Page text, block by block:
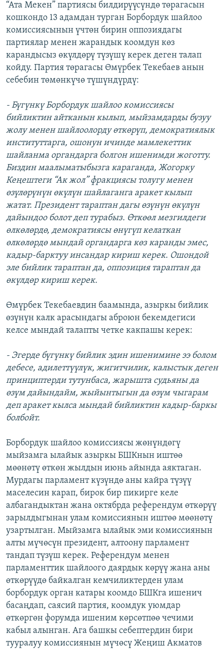
“Ата Мекен” партиясы билдирүүсүндө төрагасын
кошкондо 13 адамдан турган Борбордук шайлоо
комиссиясынын үчтөн бирин оппозиядагы
партиялар менен жарандык коомдун көз
карандысыз өкүлдөрү түзүшү керек деген талап
койду. Партия төрагасы Өмүрбек Текебаев анын
себебин төмөнкүчө түшүндүрдү:
- Бүгүнкү Борбордук шайлоо комиссиясы
бийликтин айтканын кылып, мыйзамдарды бузуу
жолу менен шайлоолорду өткөрүп, демократиялык
институттарга, ошонун ичинде мамлекеттик
шайланма органдарга болгон ишенимди жоготту.
Биздин маалыматыбызга караганда, Жогорку
Кеңештеги “Ак жол” фракциясы толугу менен
өзүлөрүнүн өкүлүн шайлаганга аракет кылып
жатат. Президент тараптан дагы өзүнүн өкүлүн
дайындоо болот деп турабыз. Өткөөл мезгилдеги
өлкөлөрдө, демократиясы өнүгүп келаткан
өлкөлөрдө мындай органдарга көз каранды эмес,
кадыр-барктуу инсандар кириш керек. Ошондой
эле бийлик тараптан да, оппозиция тараптан да
өкүлдөр кириш керек.
Өмүрбек Текебаевдин баамында, азыркы бийлик
өзүнүн калк арасындагы аброюн бекемдегиси
келсе мындай талапты четке какпашы керек:
- Эгерде бүгүнкү бийлик эдин ишенимине ээ болом
дебесе, адилеттүүлүк, жигитчилик, калыстык деген
принциптерди тутунбаса, жарышта судьяны да
өзүм дайындайм, жыйынтыгын да өзүм чыгарам
деп аракет кылса мындай бийликтин кадыр-баркы
болбойт.
Борбордук шайлоо комиссиясы жөнүндөгү
мыйзамга ылайык азыркы БШКнын иштөө
мөөнөтү өткөн жылдын июнь айында аяктаган.
Мурдагы парламент күзүндө аны кайра түзүү
маселесин карап, бирок бир пикирге келе
албагандыктан жана октябрда референдум өткөрүү
зарылдыгынан улам комиссиянын иштөө мөөнөтү
узартылган. Мыйзамга ылайык эми комиссиянын
алты мүчөсүн президент, алтоону парламент
тандап түзүш керек. Референдум менен
парламенттик шайлоого даярдык көрүү жана аны
өткөрүүдө байкалган кемчиликтерден улам
борбордук орган катары коомдо БШКга ишенич
басаңдап, саясий партия, коомдук уюмдар
өткөргөн форумда ишеним көрсөтпөө чечими
кабыл алынган. Ага башкы себептердин бири
тууралуу комиссиянын мүчөсү Жеңиш Акматов